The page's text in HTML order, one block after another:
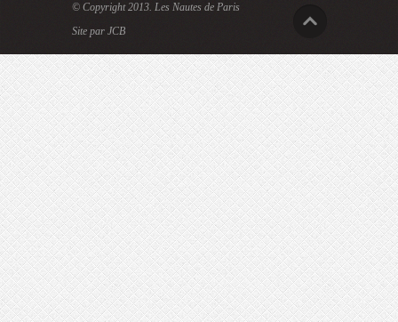
© Copyright 2013. Les Nautes de Paris
Site par JCB